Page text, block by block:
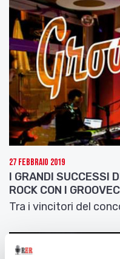
Al concorso “La
giuria di qualità vi ha
speciale per il brano
importante questo
questo brano?
Nel 2002 la
Ruvido Club di
comico “Il ritorno di
rappresentato questi
vostro cammino
Ascoltiamoci ora il
Khan, tratto da
At Midnight
“Ci son rimasto
prossima
27 Febbraio 2019
I GRANDI SUCCESSI
ROCK CON I
Tra i vincitori del